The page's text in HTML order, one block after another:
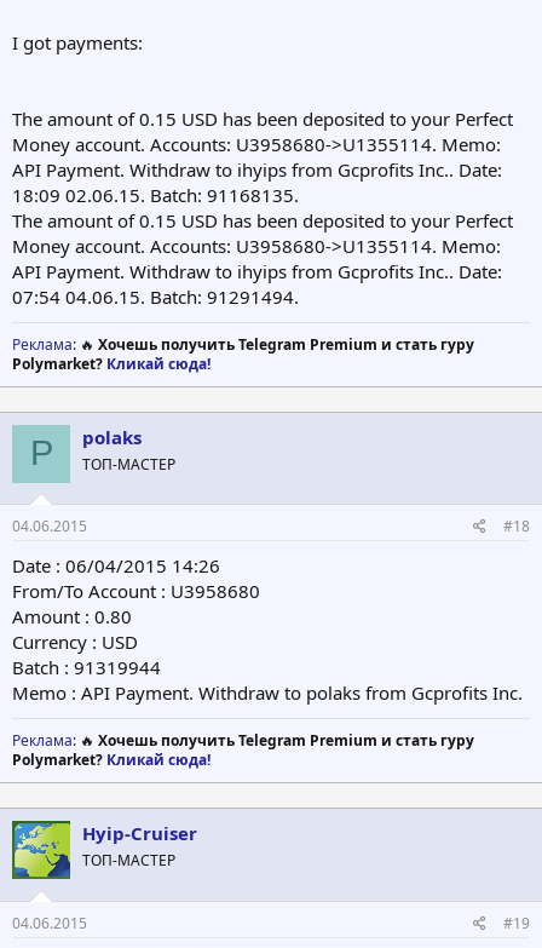
I got payments:
The amount of 0.15 USD has been deposited to your Perfect
Money account. Accounts: U3958680->U1355114. Memo:
API Payment. Withdraw to ihyips from Gcprofits Inc.. Date:
18:09 02.06.15. Batch: 91168135.
The amount of 0.15 USD has been deposited to your Perfect
Money account. Accounts: U3958680->U1355114. Memo:
API Payment. Withdraw to ihyips from Gcprofits Inc.. Date:
07:54 04.06.15. Batch: 91291494.
Реклама: 🔥 Хочешь получить Telegram Premium и стать гуру
Polymarket? Кликай сюда!
P polaks
ТОП-МАСТЕР
04.06.2015 #18
Date : 06/04/2015 14:26
From/To Account : U3958680
Amount : 0.80
Currency : USD
Batch : 91319944
Memo : API Payment. Withdraw to polaks from Gcprofits Inc.
Реклама: 🔥 Хочешь получить Telegram Premium и стать гуру
Polymarket? Кликай сюда!
Hyip-Cruiser
ТОП-МАСТЕР
04.06.2015 #19